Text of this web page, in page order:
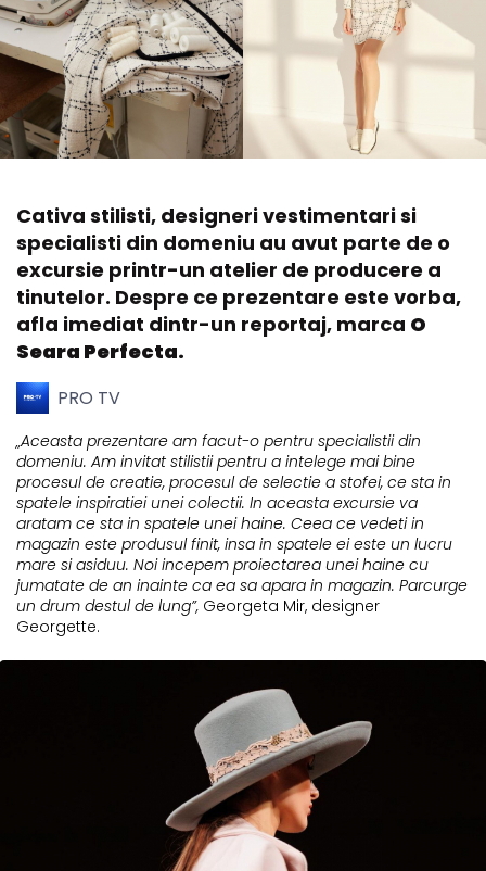
Cativa stilisti, designeri vestimentari si
specialisti din domeniu au avut parte de o
excursie printr-un atelier de producere a
tinutelor. Despre ce prezentare este vorba,
afla imediat dintr-un reportaj, marca O
Seara Perfecta.
PRO TV
„Aceasta prezentare am facut-o pentru specialistii din
domeniu. Am invitat stilistii pentru a intelege mai bine
procesul de creatie, procesul de selectie a stofei, ce sta in
spatele inspiratiei unei colectii. In aceasta excursie va
aratam ce sta in spatele unei haine. Ceea ce vedeti in
magazin este produsul finit, insa in spatele ei este un lucru
mare si asiduu. Noi incepem proiectarea unei haine cu
jumatate de an inainte ca ea sa apara in magazin. Parcurge
un drum destul de lung”, Georgeta Mir, designer
Georgette.